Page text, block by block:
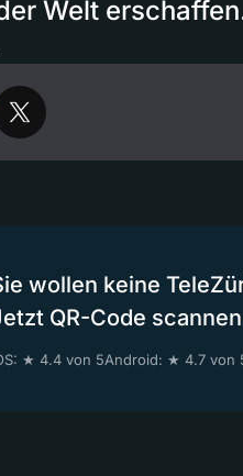
Welt
wollen keine
QR-Code
★ 4.4 von 5Android: ★ 4.7 von